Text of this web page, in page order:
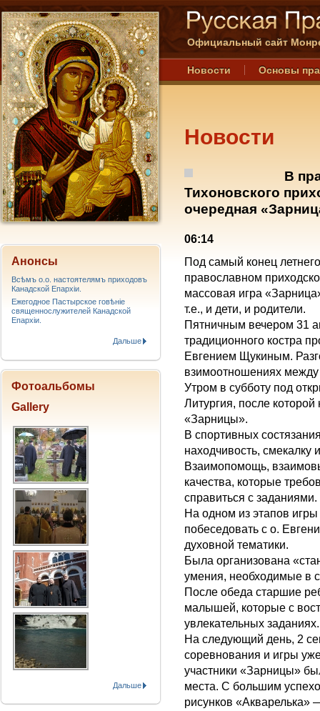
Официальный сайт
Новости Основы
Новости
В
Тихоновского
очередная
06:14
Под самый конец
православном
массовая игра
т.е., и дети, и родители.
Пятничным вечером 31
традиционного костра
Евгением Щукиным.
взимоотношениях
Утром в субботу под
Литургия, после
«Зарницы».
В спортивных
находчивость, смекалку
Взаимопомощь,
качества, которые
справиться с заданиями.
На одном из этапов
побеседовать с о.
духовной тематики.
Была организована
умения, необходимые в
После обеда старшие
малышей, которые с
увлекательных заданиях.
На следующий день, 2
соревнования и игры
участники «Зарницы»
места. С большим
рисунков «Акварелька»
Анонсы
Всѣмъ о.о. настоятелямъ приходовъ
Канадской Епархiи.
Ежегодное Пастырское говѣніе
священнослужителей Канадской
Епархіи.
Дальше
Фотоальбомы
Gallery
Дальше